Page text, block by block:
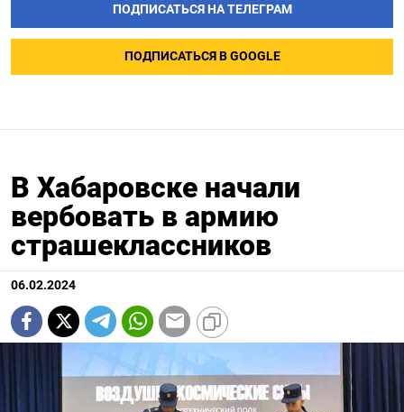
ПОДПИСАТЬСЯ НА ТЕЛЕГРАМ
ПОДПИСАТЬСЯ В GOOGLE
В Хабаровске начали
вербовать в армию
страшеклассников
06.02.2024